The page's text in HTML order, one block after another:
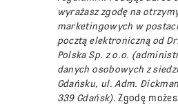
wyrażasz zgodę na
marketingowych w
pocztą elektroniczną od
Polska Sp. z o.o.
danych osobowych z
Gdańsku, ul. Adm.
339 Gdańsk).Zgodę